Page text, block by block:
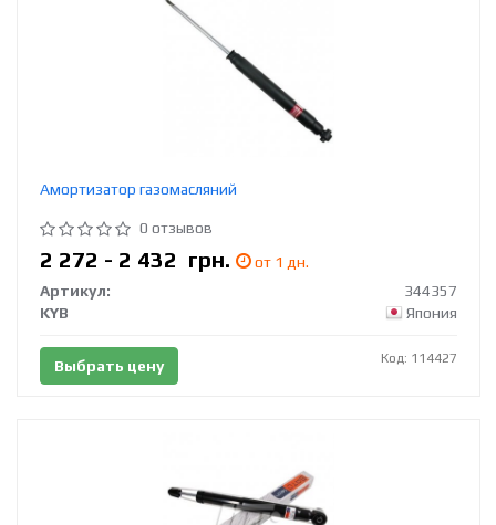
Амортизатор газомасляний
0 отзывов
2 272 - 2 432 грн.
от 1 дн.
Артикул:
344357
KYB
Япония
Выбрать цену Код: 114427